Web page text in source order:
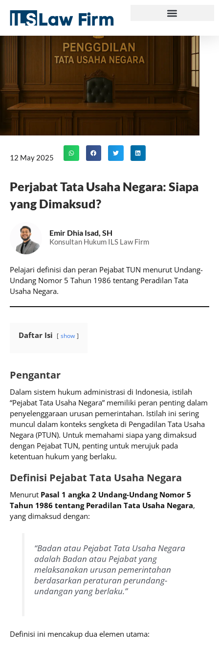
content
12 May 2025
Perjabat Tata Usaha Negara: Siapa
yang Dimaksud?
Emir Dhia Isad, SH
Konsultan Hukum ILS Law Firm
Pelajari definisi dan peran Pejabat TUN menurut Undang-
Undang Nomor 5 Tahun 1986 tentang Peradilan Tata
Usaha Negara.
Daftar Isi show
Pengantar
Dalam sistem hukum administrasi di Indonesia, istilah
“Pejabat Tata Usaha Negara” memiliki peran penting dalam
penyelenggaraan urusan pemerintahan. Istilah ini sering
muncul dalam konteks sengketa di Pengadilan Tata Usaha
Negara (PTUN). Untuk memahami siapa yang dimaksud
dengan Pejabat TUN, penting untuk merujuk pada
ketentuan hukum yang berlaku.
Definisi Pejabat Tata Usaha Negara
Menurut Pasal 1 angka 2 Undang-Undang Nomor 5
Tahun 1986 tentang Peradilan Tata Usaha Negara,
yang dimaksud dengan:
“Badan atau Pejabat Tata Usaha Negara
adalah Badan atau Pejabat yang
melaksanakan urusan pemerintahan
berdasarkan peraturan perundang-
undangan yang berlaku.”
Definisi ini mencakup dua elemen utama: